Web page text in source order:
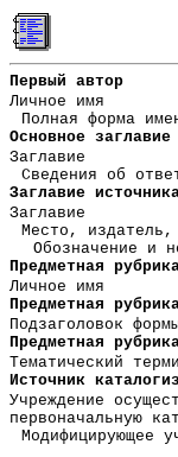
Первый автор
Личное имя
Полная форма
Основное заглавие
Заглавие
Сведения об
Заглавие
Заглавие
Место,
Обозначение и
Предметная
Личное имя
Предметная
Подзаголовок
Предметная
Тематический
Источник
Учреждение
первоначальную
Модифицирующее